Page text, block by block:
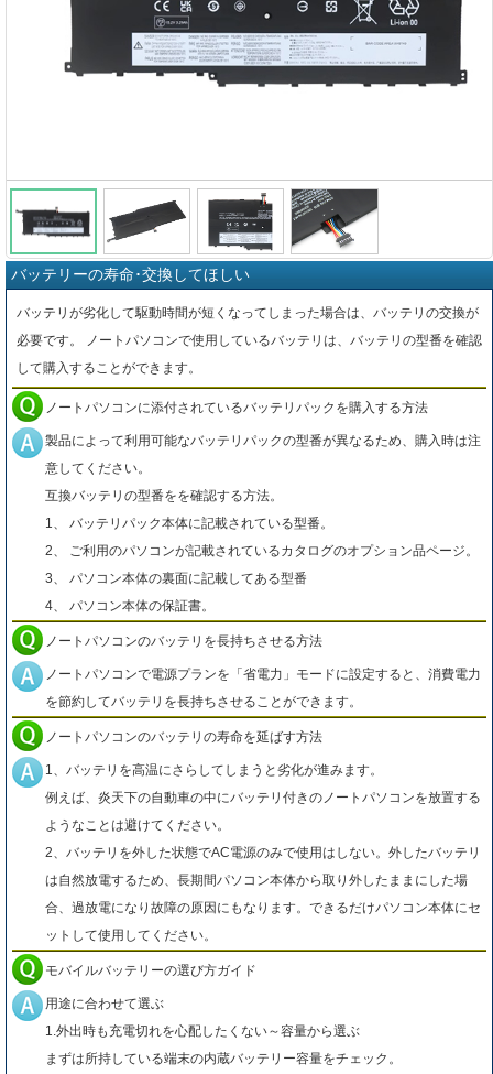
バッテリーの寿命･交換してほしい
バッテリが劣化して駆動時間が短くなってしまった場合は、バッテリの交換が
必要です。 ノートパソコンで使用しているバッテリは、バッテリの型番を確認
して購入することができます。
ノートパソコンに添付されているバッテリパックを購入する方法
製品によって利用可能なバッテリパックの型番が異なるため、購入時は注
意してください。
互換バッテリの型番をを確認する方法。
1、 バッテリパック本体に記載されている型番。
2、 ご利用のパソコンが記載されているカタログのオプション品ページ。
3、 パソコン本体の裏面に記載してある型番
4、 パソコン本体の保証書。
ノートパソコンのバッテリを長持ちさせる方法
ノートパソコンで電源プランを「省電力」モードに設定すると、消費電力
を節約してバッテリを長持ちさせることができます。
ノートパソコンのバッテリの寿命を延ばす方法
1、バッテリを高温にさらしてしまうと劣化が進みます。
例えば、炎天下の自動車の中にバッテリ付きのノートパソコンを放置する
ようなことは避けてください。
2、バッテリを外した状態でAC電源のみで使用はしない。外したバッテリ
は自然放電するため、長期間パソコン本体から取り外したままにした場
合、過放電になり故障の原因にもなります。できるだけパソコン本体にセ
ットして使用してください。
モバイルバッテリーの選び方ガイド
用途に合わせて選ぶ
1.外出時も充電切れを心配したくない～容量から選ぶ
まずは所持している端末の内蔵バッテリー容量をチェック。